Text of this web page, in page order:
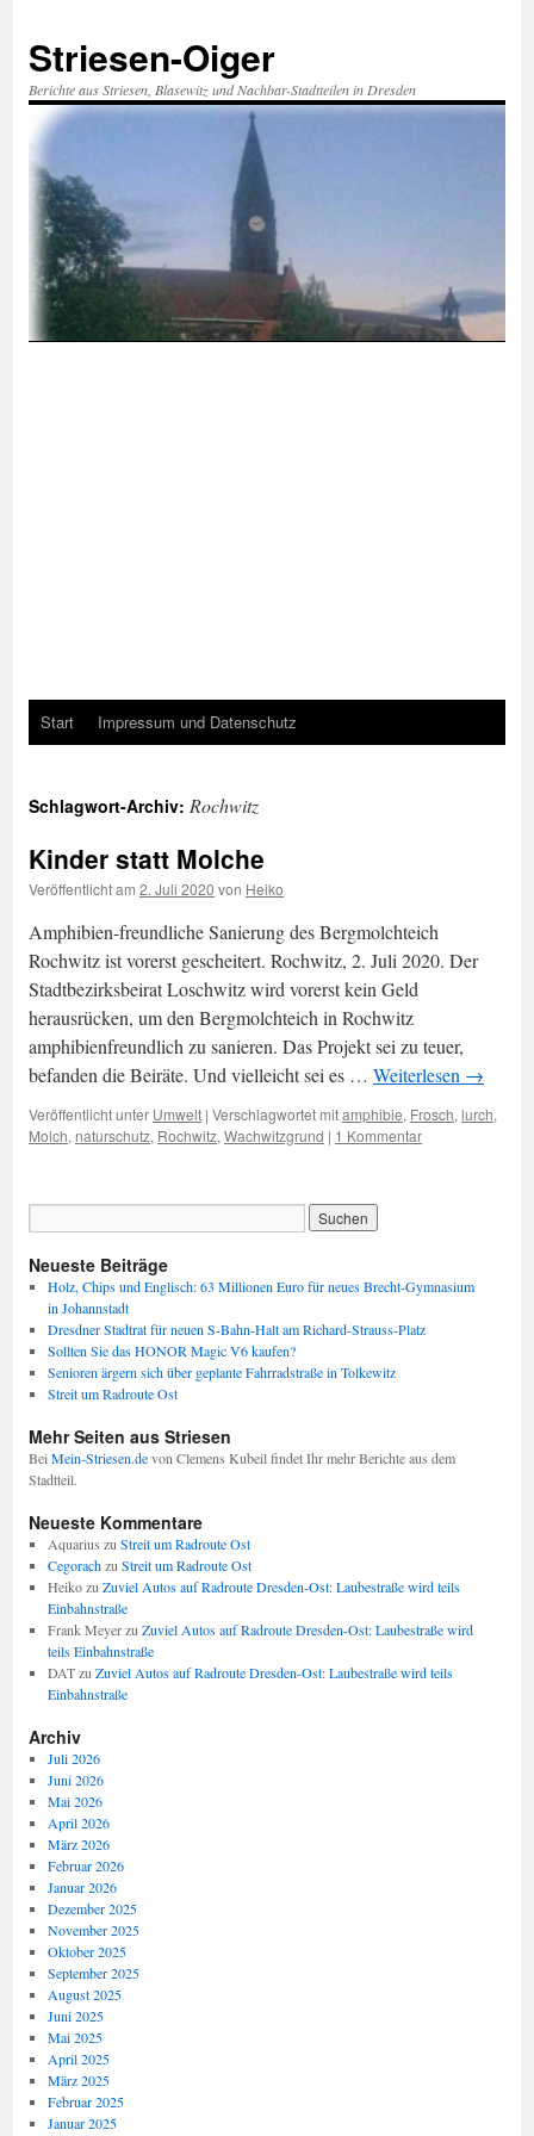
springen
Striesen-Oiger
Berichte aus Striesen, Blasewitz und Nachbar-Stadtteilen in Dresden
Start Impressum und Datenschutz
Schlagwort-Archiv: Rochwitz
Kinder statt Molche
Veröffentlicht am 2. Juli 2020 von Heiko
Amphibien-freundliche Sanierung des Bergmolchteich
Rochwitz ist vorerst gescheitert. Rochwitz, 2. Juli 2020. Der
Stadtbezirksbeirat Loschwitz wird vorerst kein Geld
herausrücken, um den Bergmolchteich in Rochwitz
amphibienfreundlich zu sanieren. Das Projekt sei zu teuer,
befanden die Beiräte. Und vielleicht sei es … Weiterlesen →
Veröffentlicht unter Umwelt | Verschlagwortet mitamphibie, Frosch, lurch,
Molch, naturschutz, Rochwitz, Wachwitzgrund | 1 Kommentar
Neueste Beiträge
Holz, Chips und Englisch: 63 Millionen Euro für neues Brecht-Gymnasium
in Johannstadt
Dresdner Stadtrat für neuen S-Bahn-Halt am Richard-Strauss-Platz
Sollten Sie das HONOR Magic V6 kaufen?
Senioren ärgern sich über geplante Fahrradstraße in Tolkewitz
Streit um Radroute Ost
Mehr Seiten aus Striesen
Bei Mein-Striesen.devon Clemens Kubeil findet Ihr mehr Berichte aus dem
Stadtteil.
Neueste Kommentare
Aquarius zu Streit um Radroute Ost
Cegorachzu Streit um Radroute Ost
Heikozu Zuviel Autos auf Radroute Dresden-Ost: Laubestraße wird teils
Einbahnstraße
Frank Meyerzu Zuviel Autos auf Radroute Dresden-Ost: Laubestraße wird
teils Einbahnstraße
DATzu Zuviel Autos auf Radroute Dresden-Ost: Laubestraße wird teils
Einbahnstraße
Archiv
Juli 2026
Juni 2026
Mai 2026
April 2026
März 2026
Februar 2026
Januar 2026
Dezember 2025
November 2025
Oktober 2025
September 2025
August 2025
Juni 2025
Mai 2025
April 2025
März 2025
Februar 2025
Januar 2025